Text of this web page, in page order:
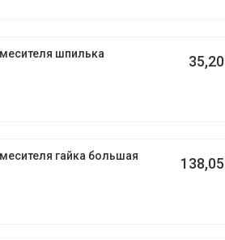
WKM-020 крепление смесителя шпилька
35,20
гайка большая
138,05